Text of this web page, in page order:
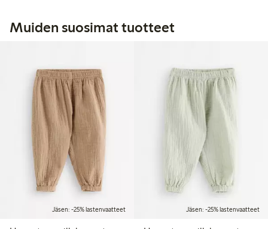
Muiden suosimat tuotteet
Jäsen: -25% lastenvaatteet Jäsen: -25% lastenvaatteet